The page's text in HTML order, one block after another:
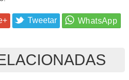
Tweetar